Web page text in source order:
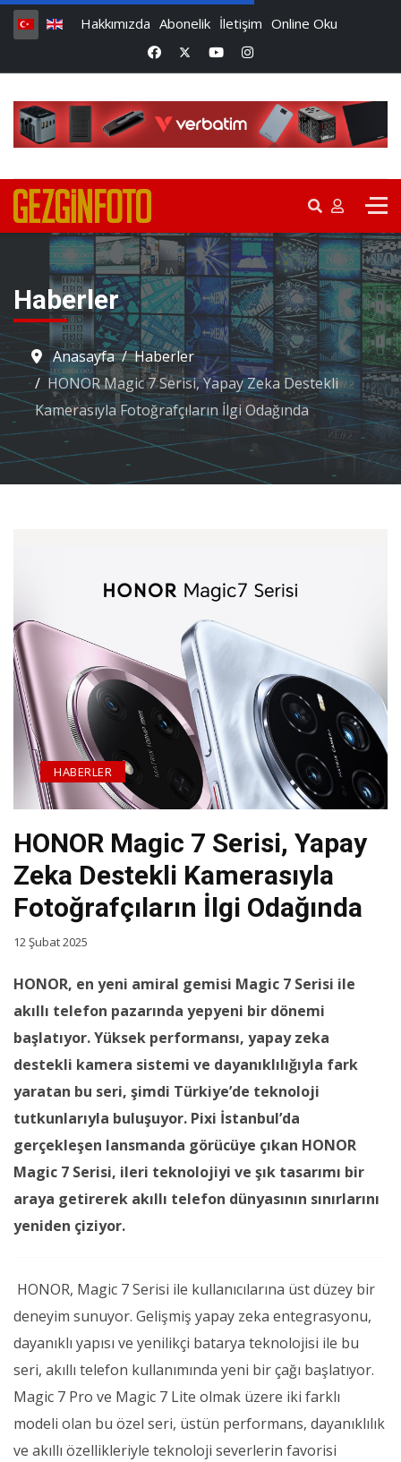
Hakkımızda Abonelik İletişim Online Oku
Haberler
Anasayfa
Haberler
HONOR Magic 7 Serisi, Yapay Zeka Destekli
Kamerasıyla Fotoğrafçıların İlgi Odağında
HONOR Magic 7 Serisi, Yapay
Zeka Destekli Kamerasıyla
Fotoğrafçıların İlgi Odağında
HABERLER
12 Şubat 2025
HONOR, en yeni amiral gemisi Magic 7 Serisi ile
akıllı telefon pazarında yepyeni bir dönemi
başlatıyor. Yüksek performansı, yapay zeka
destekli kamera sistemi ve dayanıklılığıyla fark
yaratan bu seri, şimdi Türkiye’de teknoloji
tutkunlarıyla buluşuyor. Pixi İstanbul’da
gerçekleşen lansmanda görücüye çıkan HONOR
Magic 7 Serisi, ileri teknolojiyi ve şık tasarımı bir
araya getirerek akıllı telefon dünyasının sınırlarını
yeniden çiziyor.
HONOR, Magic 7 Serisi ile kullanıcılarına üst düzey bir
deneyim sunuyor. Gelişmiş yapay zeka entegrasyonu,
dayanıklı yapısı ve yenilikçi batarya teknolojisi ile bu
seri, akıllı telefon kullanımında yeni bir çağı başlatıyor.
Magic 7 Pro ve Magic 7 Lite olmak üzere iki farklı
modeli olan bu özel seri, üstün performans, dayanıklılık
ve akıllı özellikleriyle teknoloji severlerin favorisi